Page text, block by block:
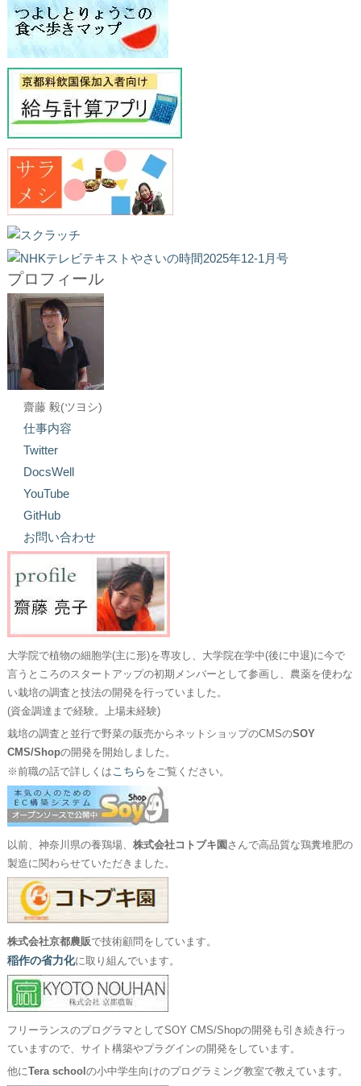
プロフィール
齋藤 毅(ツヨシ)
仕事内容
Twitter
DocsWell
YouTube
GitHub
お問い合わせ
大学院で植物の細胞学(主に形)を専攻し、大学院在学中(後に中退)に今で
言うところのスタートアップの初期メンバーとして参画し、農薬を使わな
い栽培の調査と技法の開発を行っていました。
(資金調達まで経験。上場未経験)
栽培の調査と並行で野菜の販売からネットショップのCMSのSOY
CMS/Shopの開発を開始しました。
※前職の話で詳しくは こちら をご覧ください。
以前、神奈川県の養鶏場、 株式会社コトブキ園 さんで高品質な鶏糞堆肥の
製造に関わらせていただきました。
株式会社京都農販で技術顧問をしています。
稲作の省力化に取り組んでいます。
フリーランスのプログラマとしてSOY CMS/Shopの開発も引き続き行っ
ていますので、サイト構築やプラグインの開発をしています。
他にTera school の小中学生向けのプログラミング教室で教えています。